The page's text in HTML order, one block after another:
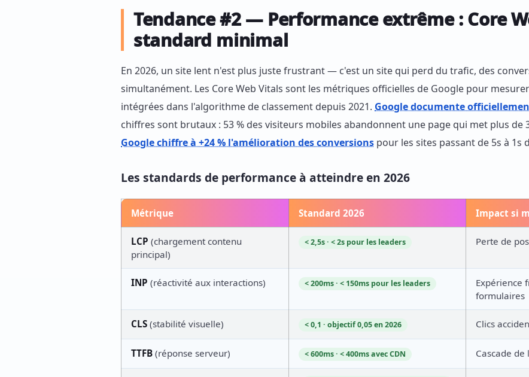
Tendance #2 — Performance extrême : Core
standard minimal
En 2026, un site lent n'est plus juste frustrant — c'est un site qui perd du trafic, des
simultanément. Les Core Web Vitals sont les métriques officielles de Google pour
intégrées dans l'algorithme de classement depuis 2021. Google documente
chiffres sont brutaux : 53 % des visiteurs mobiles abandonnent une page qui met plus de
Google chiffre à +24 % l'amélioration des conversions pour les sites passant de 5s à 1s
Les standards de performance à atteindre en 2026
Métrique Standard 2026 Impact si
LCP (chargement contenu
principal)
< 2,5s · < 2s pour les leaders Perte de
INP (réactivité aux interactions) < 200ms · < 150ms pour les leaders
Expérience
formulaires
CLS (stabilité visuelle) < 0,1 · objectif 0,05 en 2026 Clics
TTFB (réponse serveur) < 600ms · < 400ms avec CDN Cascade